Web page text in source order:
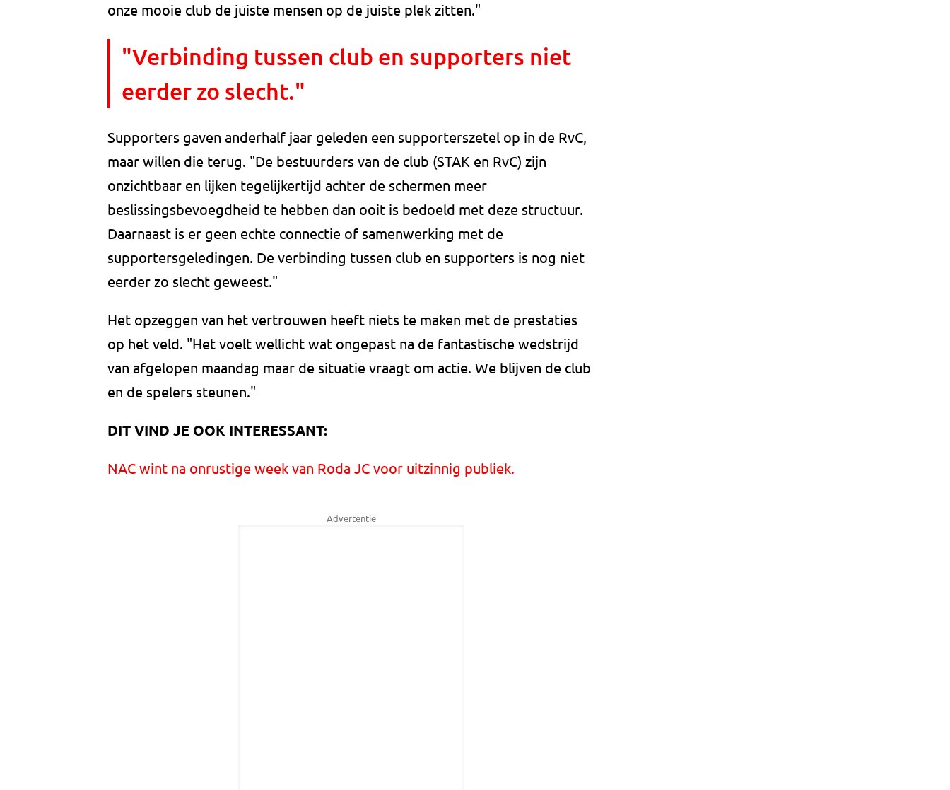
onze mooie club de juiste mensen op de juiste plek zitten."
"Verbinding tussen club en supporters niet
eerder zo slecht."
Supporters gaven anderhalf jaar geleden een supporterszetel op in de RvC,
maar willen die terug. "De bestuurders van de club (STAK en RvC) zijn
onzichtbaar en lijken tegelijkertijd achter de schermen meer
beslissingsbevoegdheid te hebben dan ooit is bedoeld met deze structuur.
Daarnaast is er geen echte connectie of samenwerking met de
supportersgeledingen. De verbinding tussen club en supporters is nog niet
eerder zo slecht geweest."
Het opzeggen van het vertrouwen heeft niets te maken met de prestaties
op het veld. "Het voelt wellicht wat ongepast na de fantastische wedstrijd
van afgelopen maandag maar de situatie vraagt om actie. We blijven de club
en de spelers steunen."
DIT VIND JE OOK INTERESSANT:
NAC wint na onrustige week van Roda JC voor uitzinnig publiek.
Advertentie